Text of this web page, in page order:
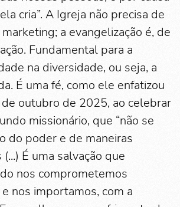
cria”. A Igreja não precisa de
a evangelização é, de
Fundamental para a
na diversidade, ou seja, a
É uma fé, como ele enfatizou
outubro de 2025, ao celebrar
missionário, que “não se
do poder e de maneiras
É uma salvação que
nos comprometemos
nos importamos, com a